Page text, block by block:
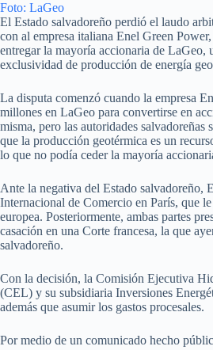
Foto: LaGeo
El Estado salvadoreño perdió el laudo
con al empresa italiana Enel Green
entregar la mayoría accionaria de LaGeo,
exclusividad de producción de energía
La disputa comenzó cuando la empresa
millones en LaGeo para convertirse en
misma, pero las autoridades salvadoreñas
que la producción geotérmica es un
lo que no podía ceder la mayoría
Ante la negativa del Estado salvadoreño,
Internacional de Comercio en París, que
europea. Posteriormente, ambas partes
casación en una Corte francesa, la que
salvadoreño.
Con la decisión, la Comisión Ejecutiva
(CEL) y su subsidiaria Inversiones
además que asumir los gastos procesales.
Por medio de un comunicado hecho